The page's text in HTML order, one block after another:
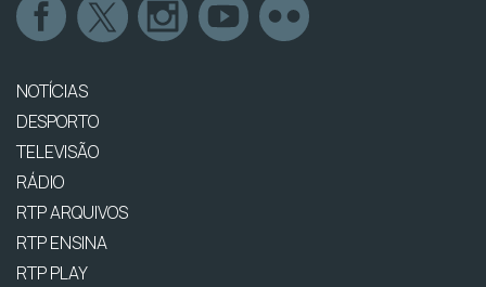
NOTÍCIAS
DESPORTO
TELEVISÃO
RÁDIO
RTP ARQUIVOS
RTP ENSINA
RTP PLAY